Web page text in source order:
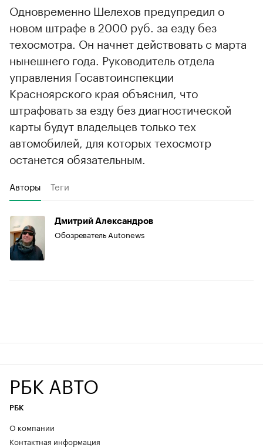
Одновременно Шелехов предупредил о
новом штрафе в 2000 руб. за езду без
техосмотра. Он начнет действовать с марта
нынешнего года. Руководитель отдела
управления Госавтоинспекции
Красноярского края объяснил, что
штрафовать за езду без диагностической
карты будут владельцев только тех
автомобилей, для которых техосмотр
останется обязательным.
Авторы Теги
Дмитрий Александров
Обозреватель Autonews
РБК АВТО
РБК
О компании
Контактная информация